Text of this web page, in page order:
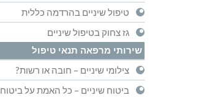
טיפול שיניים בהרדמה כללית
גז צחוק בטיפול שיניים
שירותי מרפאה תנאי טיפול
צילומי שיניים – חובה או רשות?
ביטוח שיניים – כל האמת על ביטוח